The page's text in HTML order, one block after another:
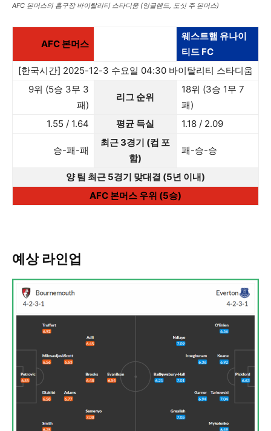
AFC 본머스의 홈구장 바이탈리티 스타디움 (잉글랜드, 도싯 주 본머스)
AFC 본머스
웨스트햄 유나이
티드 FC
[한국시간] 2025-12-3 수요일 04:30 바이탈리티 스타디움
9위 (5승 3무 3
패)
리그 순위
18위 (3승 1무 7
패)
1.55 / 1.64
평균 득실 1.18 / 2.09
승-패-패
최근 3경기 (컵 포
함)
패-승-승
양 팀 최근 5경기 맞대결 (5년 이내)
AFC 본머스 우위 (5승)
예상 라인업